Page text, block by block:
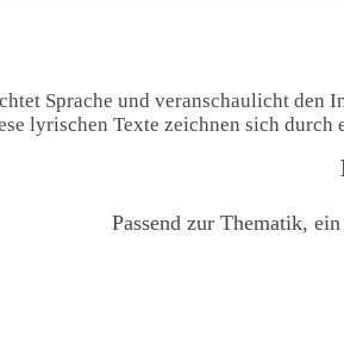
Sprache und veranschaulicht
lyrischen Texte zeichnen sich
Passend zur Thematik,